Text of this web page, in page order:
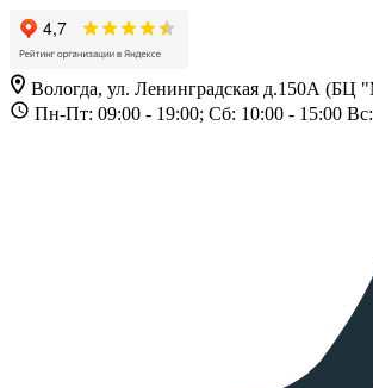
Вологда, ул. Ленинградская д.150А
Пн-Пт: 09:00 - 19:00; Сб: 10:00 - 15:00